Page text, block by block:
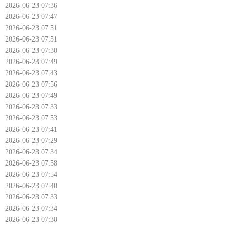
2026-06-23 07:36
2026-06-23 07:47
2026-06-23 07:51
2026-06-23 07:51
2026-06-23 07:30
2026-06-23 07:49
2026-06-23 07:43
2026-06-23 07:56
2026-06-23 07:49
2026-06-23 07:33
2026-06-23 07:53
2026-06-23 07:41
2026-06-23 07:29
2026-06-23 07:34
2026-06-23 07:58
2026-06-23 07:54
2026-06-23 07:40
2026-06-23 07:33
2026-06-23 07:34
2026-06-23 07:30